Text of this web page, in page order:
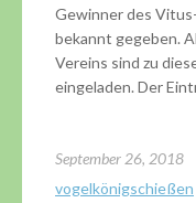
Gewinner des
bekannt gegeben.
Vereins sind zu
eingeladen. Der
September 26, 2018
vogelkönigschießen